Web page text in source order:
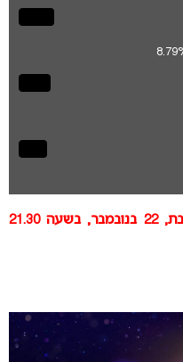
פרק האודישנים הבא ישודר ביום שבת, 22 בנובמבר, בשעה 21.30